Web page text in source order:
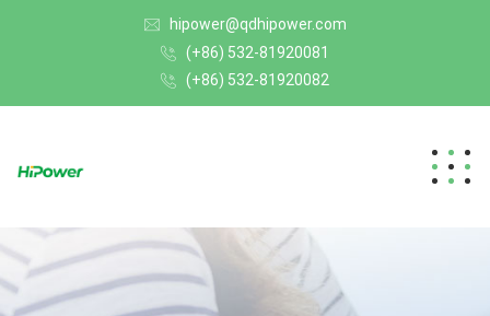
hipower@qdhipower.com
(+86) 532-81920081
(+86) 532-81920082